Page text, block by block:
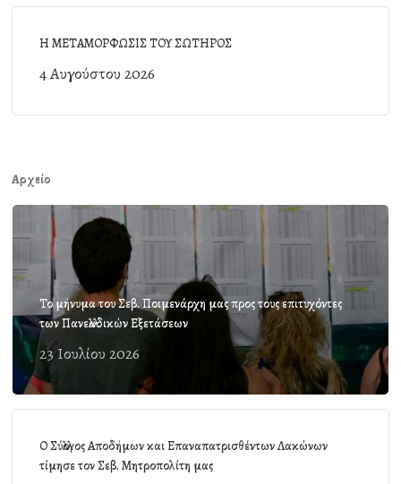
Η ΜΕΤΑΜΟΡΦΩΣΙΣ ΤΟΥ ΣΩΤΗΡΟΣ
4 Αυγούστου 2026
Αρχείο
Το μήνυμα του Σεβ. Ποιμενάρχη μας προς τους επιτυχόντες
των Πανελλαδικών Εξετάσεων
23 Ιουλίου 2026
Ο Σύλλογος Αποδήμων και Επαναπατρισθέντων Λακώνων
τίμησε τον Σεβ. Μητροπολίτη μας